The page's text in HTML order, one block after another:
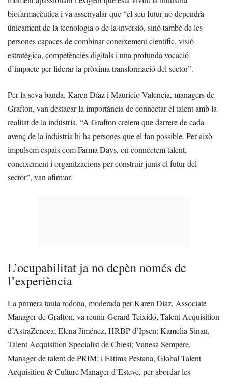
biofarmacèutica i va assenyalar que “el seu futur no dependrà
únicament de la tecnologia o de la inversió, sinó també de les
persones capaces de combinar coneixement científic, visió
estratègica, competències digitals i una profunda vocació
d’impacte per liderar la pròxima transformació del sector”.
Per la seva banda, Karen Díaz i Mauricio Valencia, managers de
Grafton, van destacar la importància de connectar el talent amb la
realitat de la indústria. “A Grafton creiem que darrere de cada
avenç de la indústria hi ha persones que el fan possible. Per això
impulsem espais com Farma Days, on connectem talent,
coneixement i organitzacions per construir junts el futur del
sector”, van afirmar.
L’ocupabilitat ja no depèn només de
l’experiència
La primera taula rodona, moderada per Karen Díaz, Associate
Manager de Grafton, va reunir Gerard Teixidó, Talent Acquisition
d’AstraZeneca; Elena Jiménez, HRBP d’Ipsen; Kamelia Sinan,
Talent Acquisition Specialist de Chiesi; Vanesa Sempere,
Manager de talent de PRIM; i Fátima Pestana, Global Talent
Acquisition & Culture Manager d’Esteve, per abordar les